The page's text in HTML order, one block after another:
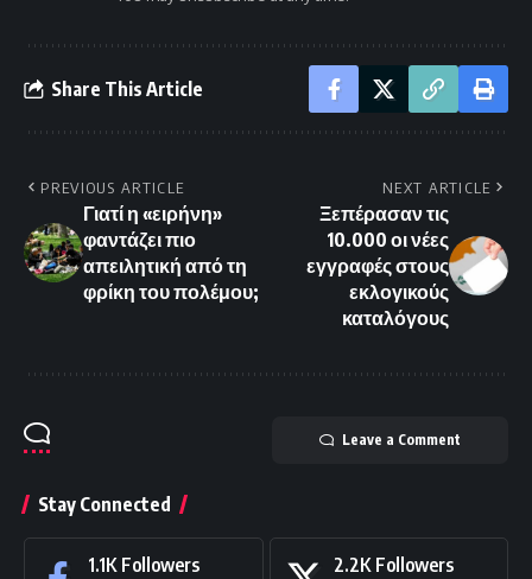
Share This Article
PREVIOUS ARTICLE
Γιατί η «ειρήνη»
φαντάζει πιο
απειλητική από τη
φρίκη του πολέμου;
NEXT ARTICLE
Ξεπέρασαν τις
10.000 οι νέες
εγγραφές στους
εκλογικούς
καταλόγους
Leave a Comment
Stay Connected
1.1K Followers 2.2K Followers